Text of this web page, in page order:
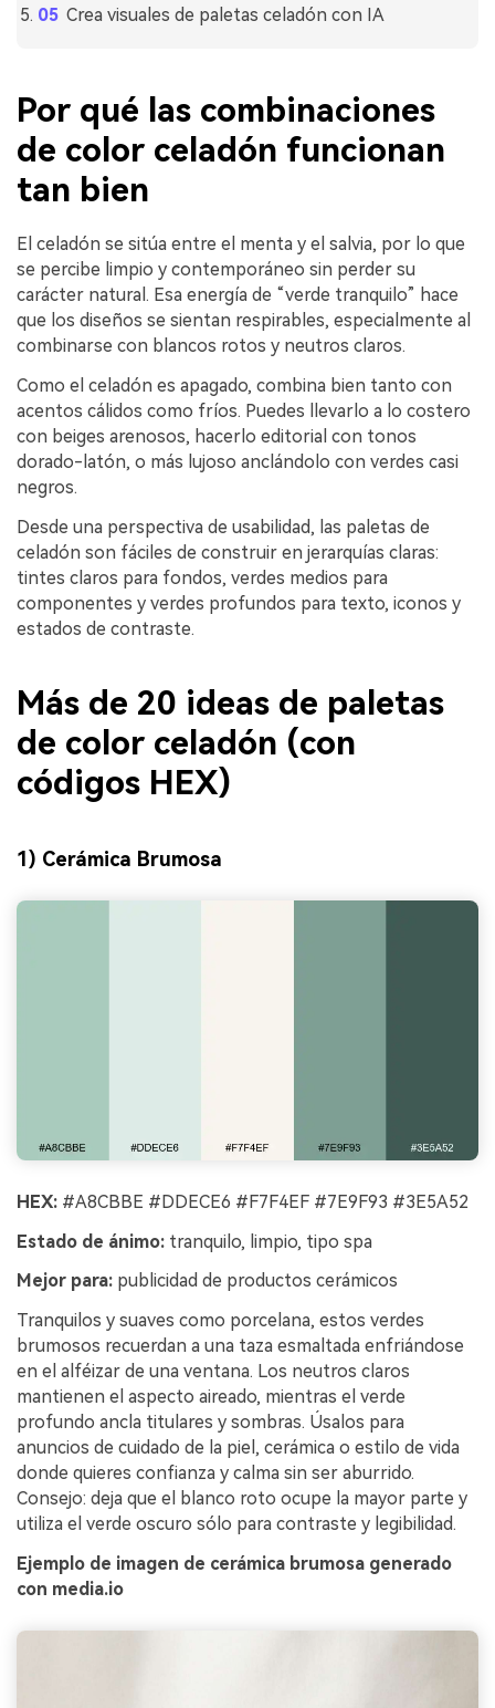
Crea visuales de paletas celadón con IA
Por qué las combinaciones
de color celadón funcionan
tan bien
El celadón se sitúa entre el menta y el salvia, por lo que
se percibe limpio y contemporáneo sin perder su
carácter natural. Esa energía de “verde tranquilo” hace
que los diseños se sientan respirables, especialmente al
combinarse con blancos rotos y neutros claros.
Como el celadón es apagado, combina bien tanto con
acentos cálidos como fríos. Puedes llevarlo a lo costero
con beiges arenosos, hacerlo editorial con tonos
dorado-latón, o más lujoso anclándolo con verdes casi
negros.
Desde una perspectiva de usabilidad, las paletas de
celadón son fáciles de construir en jerarquías claras:
tintes claros para fondos, verdes medios para
componentes y verdes profundos para texto, iconos y
estados de contraste.
Más de 20 ideas de paletas
de color celadón (con
códigos HEX)
1) Cerámica Brumosa
HEX: #A8CBBE #DDECE6 #F7F4EF #7E9F93 #3E5A52
Estado de ánimo: tranquilo, limpio, tipo spa
Mejor para: publicidad de productos cerámicos
Tranquilos y suaves como porcelana, estos verdes
brumosos recuerdan a una taza esmaltada enfriándose
en el alféizar de una ventana. Los neutros claros
mantienen el aspecto aireado, mientras el verde
profundo ancla titulares y sombras. Úsalos para
anuncios de cuidado de la piel, cerámica o estilo de vida
donde quieres confianza y calma sin ser aburrido.
Consejo: deja que el blanco roto ocupe la mayor parte y
utiliza el verde oscuro sólo para contraste y legibilidad.
Ejemplo de imagen de cerámica brumosa generado
con media.io